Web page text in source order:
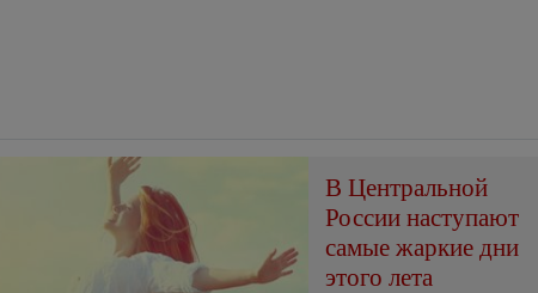
В Центральной
России наступают
самые жаркие дни
этого лета